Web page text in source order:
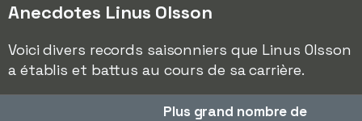
Anecdotes Linus Olsson
Voici divers records saisonniers que Linus Olsson
a établis et battus au cours de sa carrière.
Plus grand nombre de